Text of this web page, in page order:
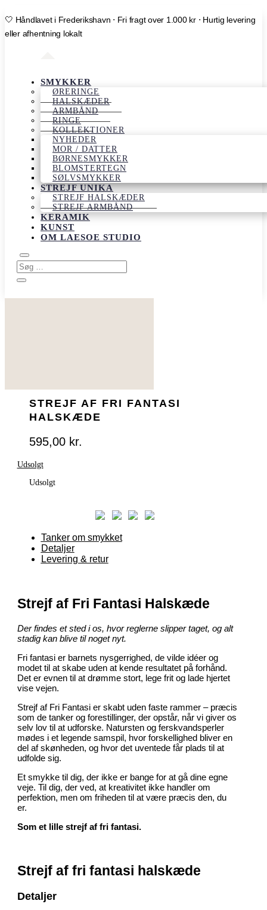
🤍 Håndlavet i Frederikshavn ⋅ Fri fragt over 1.000 kr ⋅ Hurtig levering
eller afhentning lokalt
SMYKKER
ØRERINGE
HALSKÆDER
ARMBÅND
RINGE
KOLLEKTIONER
NYHEDER
MOR / DATTER
BØRNESMYKKER
BLOMSTERTEGN
SØLVSMYKKER
STREJF UNIKA
STREJF HALSKÆDER
STREJF ARMBÅND
KERAMIK
KUNST
OM LAESOE STUDIO
STREJF AF FRI FANTASI
HALSKÆDE
595,00 kr.
Udsolgt
Udsolgt
Tanker om smykket
Detaljer
Levering & retur
Strejf af Fri Fantasi Halskæde
Der findes et sted i os, hvor reglerne slipper taget, og alt
stadig kan blive til noget nyt.
Fri fantasi er barnets nysgerrighed, de vilde idéer og
modet til at skabe uden at kende resultatet på forhånd.
Det er evnen til at drømme stort, lege frit og lade hjertet
vise vejen.
Strejf af Fri Fantasi er skabt uden faste rammer – præcis
som de tanker og forestillinger, der opstår, når vi giver os
selv lov til at udforske. Natursten og ferskvandsperler
mødes i et legende samspil, hvor forskellighed bliver en
del af skønheden, og hvor det uventede får plads til at
udfolde sig.
Et smykke til dig, der ikke er bange for at gå dine egne
veje. Til dig, der ved, at kreativitet ikke handler om
perfektion, men om friheden til at være præcis den, du
er.
Som et lille strejf af fri fantasi.
Strejf af fri fantasi halskæde
Detaljer